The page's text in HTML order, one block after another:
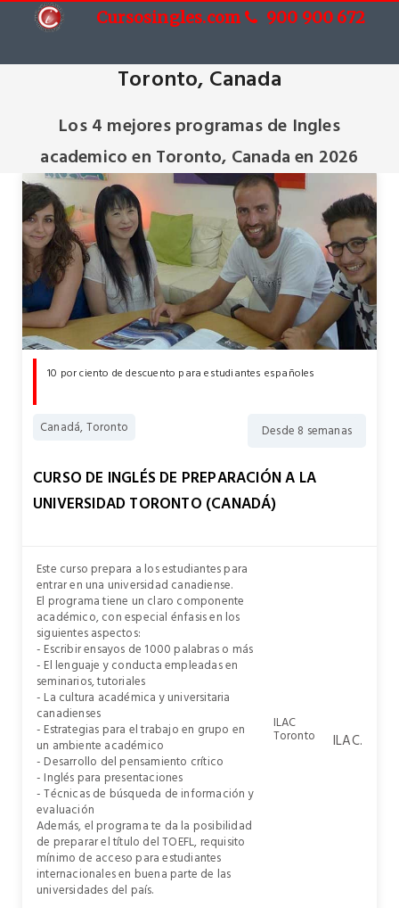
Cursosingles.com 900 900 672
Toronto, Canada
Los 4 mejores programas de Ingles
academico en Toronto, Canada en 2026
10 por ciento de descuento para estudiantes españoles
Canadá, Toronto Desde 8 semanas
CURSO DE INGLÉS DE PREPARACIÓN A LA
UNIVERSIDAD TORONTO (CANADÁ)
Este curso prepara a los estudiantes para
entrar en una universidad canadiense.
El programa tiene un claro componente
académico, con especial énfasis en los
siguientes aspectos:
- Escribir ensayos de 1000 palabras o más
- El lenguaje y conducta empleadas en
seminarios, tutoriales
- La cultura académica y universitaria
canadienses
- Estrategias para el trabajo en grupo en
un ambiente académico
- Desarrollo del pensamiento crítico
- Inglés para presentaciones
- Técnicas de búsqueda de información y
evaluación
Además, el programa te da la posibilidad
de preparar el título del TOEFL, requisito
mínimo de acceso para estudiantes
internacionales en buena parte de las
universidades del país.
ILAC
Toronto ILAC.